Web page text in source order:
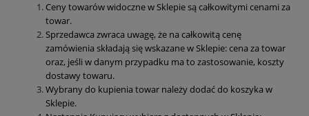
Ceny towarów widoczne w Sklepie są całkowitymi cenami za
towar.
Sprzedawca zwraca uwagę, że na całkowitą cenę
zamówienia składają się wskazane w Sklepie: cena za towar
oraz, jeśli w danym przypadku ma to zastosowanie, koszty
dostawy towaru.
Wybrany do kupienia towar należy dodać do koszyka w
Sklepie.